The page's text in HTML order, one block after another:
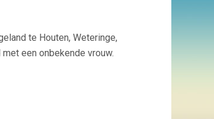
te Houten, Weteringe,
een onbekende vrouw.